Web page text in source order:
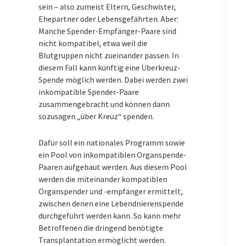
sein – also zumeist Eltern, Geschwister,
Ehepartner oder Lebensgefährten. Aber:
Manche Spender-Empfänger-Paare sind
nicht kompatibel, etwa weil die
Blutgruppen nicht zueinander passen. In
diesem Fall kann künftig eine Überkreuz-
Spende möglich werden. Dabei werden zwei
inkompatible Spender-Paare
zusammengebracht und können dann
sozusagen „über Kreuz“ spenden.
Dafür soll ein nationales Programm sowie
ein Pool von inkompatiblen Organspende-
Paaren aufgebaut werden. Aus diesem Pool
werden die miteinander kompatiblen
Organspender und -empfänger ermittelt,
zwischen denen eine Lebendnierenspende
durchgeführt werden kann. So kann mehr
Betroffenen die dringend benötigte
Transplantation ermöglicht werden.